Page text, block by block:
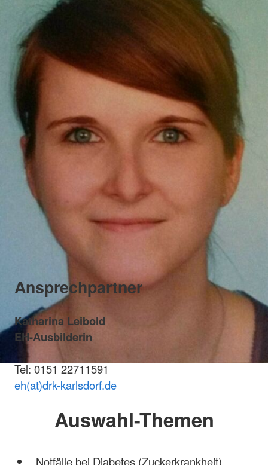
Ansprechpartner
Katharina Leibold
EH-Ausbilderin
Tel: 0151 22711591
eh(at)drk-karlsdorf.de
Auswahl-Themen
Notfälle bei Diabetes (Zuckerkrankheit)